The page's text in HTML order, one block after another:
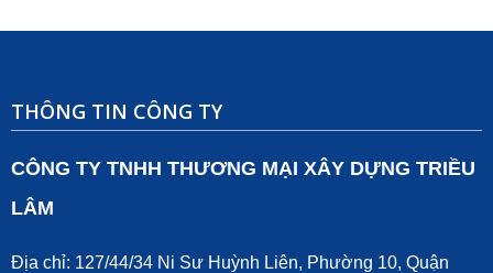
THÔNG TIN CÔNG TY
CÔNG TY TNHH THƯƠNG MẠI XÂY DỰNG TRIỀU
LÂM
Địa chỉ: 127/44/34 Ni Sư Huỳnh Liên, Phường 10, Quận